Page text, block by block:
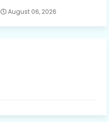
August 06, 2026